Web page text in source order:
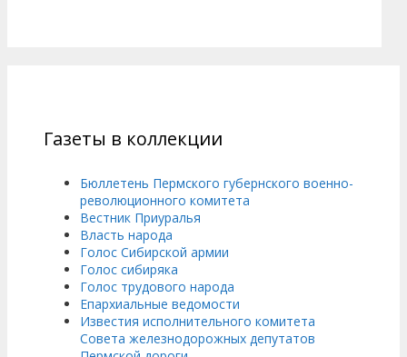
Газеты в коллекции
Бюллетень Пермского губернского военно-
революционного комитета
Вестник Приуралья
Власть народа
Голос Сибирской армии
Голос сибиряка
Голос трудового народа
Епархиальные ведомости
Известия исполнительного комитета
Совета железнодорожных депутатов